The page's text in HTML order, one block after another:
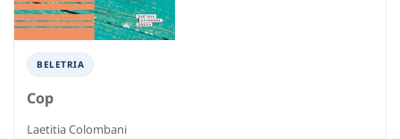
BELETRIA
Cop
Laetitia Colombani